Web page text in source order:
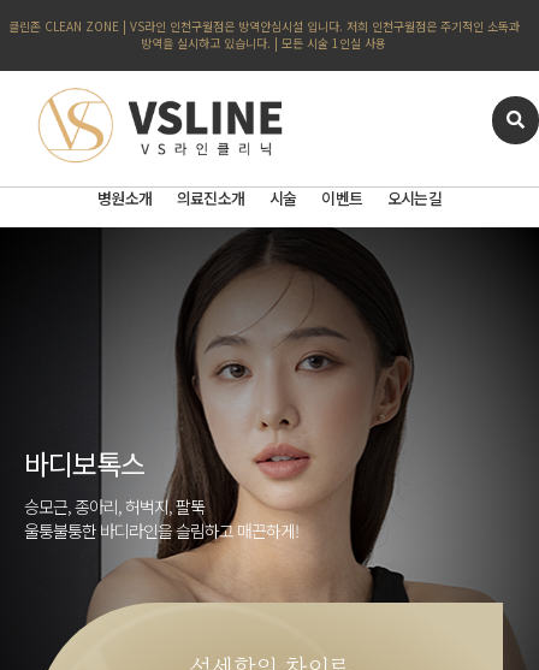
클린존 CLEAN ZONE | VS라인 인천구월점은 방역안심시설 입니다. 저희 인천구월점은 주기적인 소독과
방역을 실시하고 있습니다. | 모든 시술 1인실 사용
병원소개 의료진소개 시술 이벤트 오시는길
바디보톡스
승모근, 종아리, 허벅지, 팔뚝
울퉁불퉁한 바디라인을 슬림하고 매끈하게!